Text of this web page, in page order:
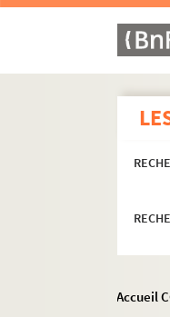
Accueil